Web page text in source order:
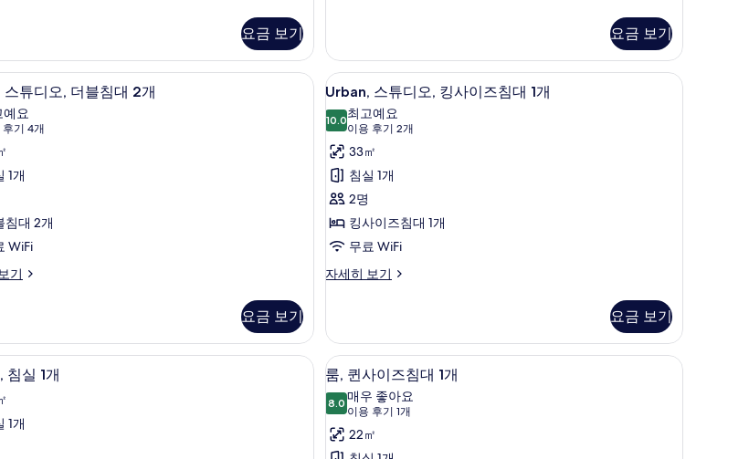
요금 보기
실
1
개
사
진
모
두
보
기
큐
티
브
위
침
실
개
자
히
보
기
요금 보기
Urban, 스튜디오, 더블침대 2개 | 저자극성 침구, 미니바, 객실 내 금고, 책상
스튜디오, 더블침대 2개
점 중 10점
예요
후기 4개
1개
침대 2개
WiFi
기
요금 보기
Urban,
스
튜
디
오,
킹
사
이
즈
1
개
사
진
모
Urban, 스튜디오, 킹사이즈침대 1개 | 저자극
5
Urban, 스튜디오, 킹사이즈침대 1개
10.010.0점 만점 중 10점
최고예요
이용 후기 2개
(이
용
후
기
2
개)
33㎡
침실 1개
2명
킹사이즈침대 1개
무료 WiFi
자세히 보기
Urban,
오,
킹
사
이
즈
대
요금 보기
객실 내 금고, 책상 저자극성 침구, 미니바, 객실 내 금고, 책상
침실 1개
1개
룸,
퀸
사
이
룸, 퀸사이즈침대 1개 | 저자극성 침구, 미니바,
5
룸, 퀸사이즈침대 1개
8.08.0점 만점 중 10점
매우 좋아요
이용 후기 1개
(이
용
후
22㎡